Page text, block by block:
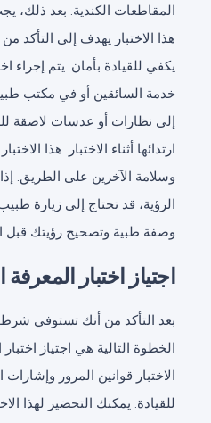
المقاطعات الكندية. بعد ذلك،
هذا الاختبار يهدف إلى التأكد
يكفي للقيادة بأمان. يتم إجراء
خدمة السائقين أو في مكتب
إلى نظارات أو عدسات لاصقة
ارتدائها أثناء الاختبار. هذا
وسلامة الآخرين على الطريق.
الرؤية، قد تحتاج إلى زيارة
وصفة طبية وتصحيح رؤيتك قبل
اجتياز اختبار
بعد التأكد من أنك تستوفي شرط
الخطوة التالية هي اجتياز
الاختبار قوانين المرور
للقيادة. يمكنك التحضير لهذا